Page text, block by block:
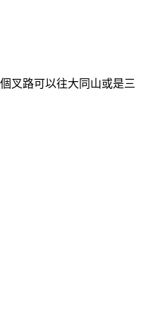
叉路可以往大同山或是三